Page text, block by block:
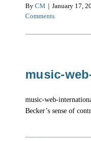
ByCM | January 17,
Comments
music-
music-web-
Becker’s sense of